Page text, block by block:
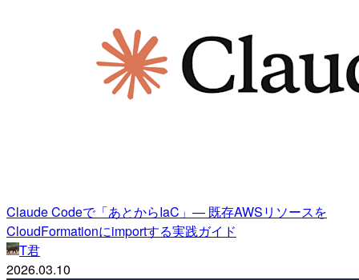
Claude Codeで「あとからIaC」— 既存AWSリソースを
CloudFormationにimportする実践ガイド
T君
2026.03.10